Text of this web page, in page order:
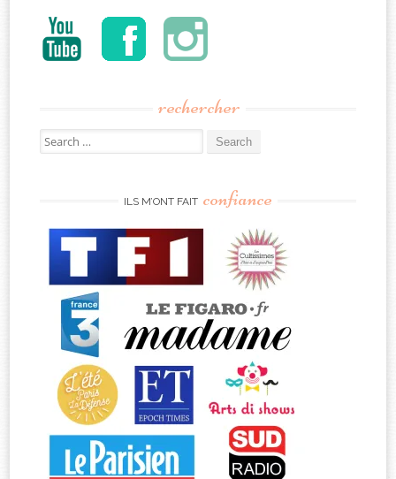
rechercher
Search
for:
ILS M’ONT FAIT confiance